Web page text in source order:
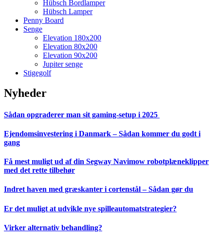
Hübsch Bordlamper
Hübsch Lamper
Penny Board
Senge
Elevation 180x200
Elevation 80x200
Elevation 90x200
Jupiter senge
Stigegolf
Nyheder
Sådan opgraderer man sit gaming-setup i 2025
Ejendomsinvestering i Danmark – Sådan kommer du godt i
gang
Få mest muligt ud af din Segway Navimow robotplæneklipper
med det rette tilbehør
Indret haven med græskanter i cortenstål – Sådan gør du
Er det muligt at udvikle nye spilleautomatstrategier?
Virker alternativ behandling?